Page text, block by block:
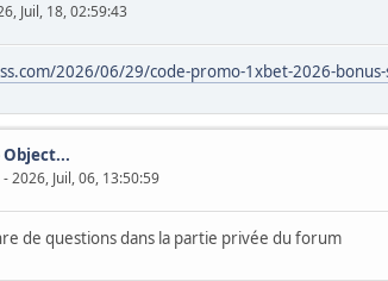
Juil, 18, 02:59:43
2026/06/29/code-promo-1xbet-2026-
Object...
- 2026, Juil, 06, 13:50:59
de questions dans la partie privée du forum